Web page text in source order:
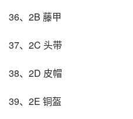
36、2B 藤甲
37、2C 头带
38、2D 皮帽
39、2E 铜盔